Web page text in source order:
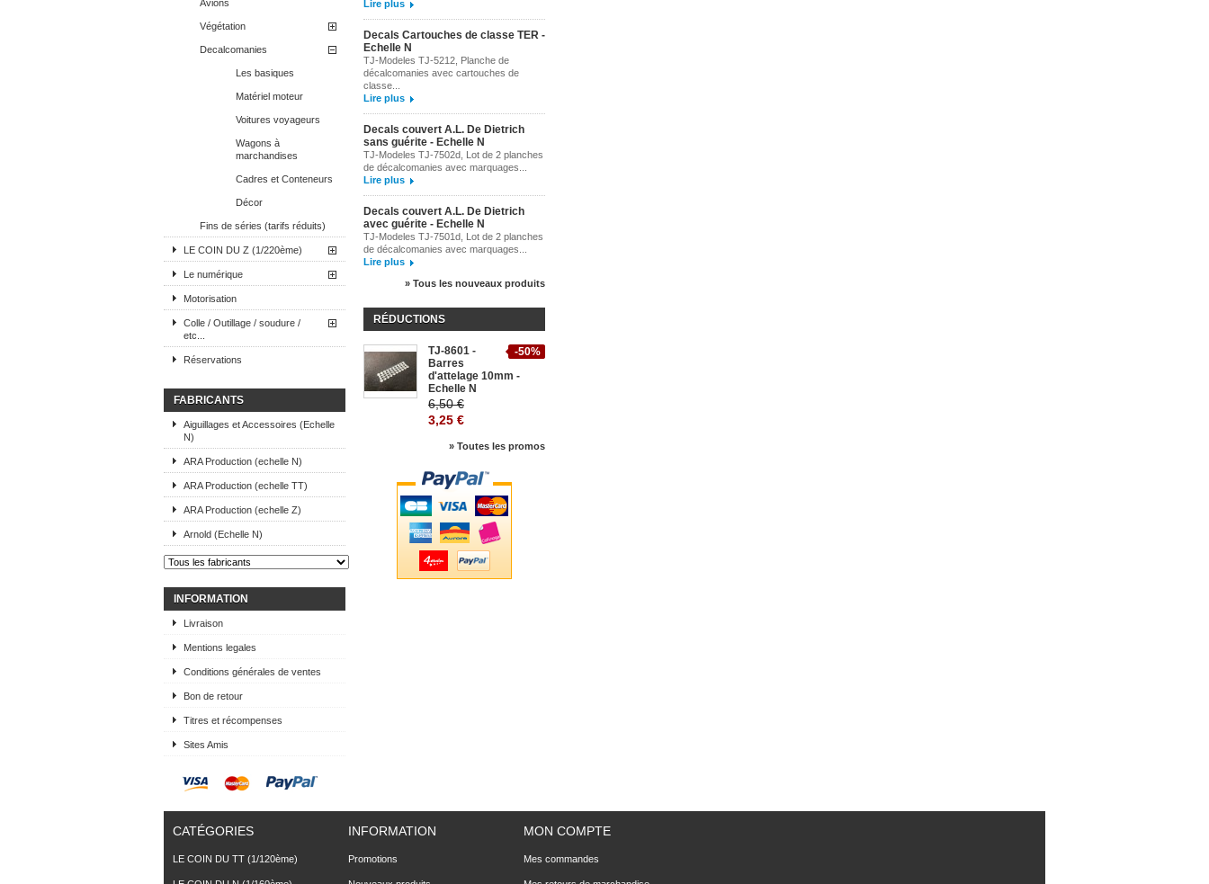
Avions
Végétation
Decalcomanies
Les basiques
Matériel moteur
Voitures voyageurs
Wagons à
marchandises
Cadres et Conteneurs
Décor
Fins de séries (tarifs réduits)
LE COIN DU Z (1/220ème)
Le numérique
Motorisation
Colle / Outillage / soudure /
etc...
Réservations
FABRICANTS
Aiguillages et Accessoires (Echelle
N)
ARA Production (echelle N)
ARA Production (echelle TT)
ARA Production (echelle Z)
Arnold (Echelle N)
INFORMATION
Livraison
Mentions legales
Conditions générales de ventes
Bon de retour
Titres et récompenses
Sites Amis
Lire plus
Decals Cartouches de classe TER -
Echelle N
TJ-Modeles TJ-5212, Planche de
décalcomanies avec cartouches de
classe...
Lire plus
Decals couvert A.L. De Dietrich
sans guérite - Echelle N
TJ-Modeles TJ-7502d, Lot de 2 planches
de décalcomanies avec marquages...
Lire plus
Decals couvert A.L. De Dietrich
avec guérite - Echelle N
TJ-Modeles TJ-7501d, Lot de 2 planches
de décalcomanies avec marquages...
Lire plus
» Tous les nouveaux produits
RÉDUCTIONS
-50%
TJ-8601 -
Barres
d'attelage 10mm -
Echelle N
6,50 €
3,25 €
» Toutes les promos
CATÉGORIES
LE COIN DU TT (1/120ème)
INFORMATION
Promotions
MON COMPTE
Mes commandes